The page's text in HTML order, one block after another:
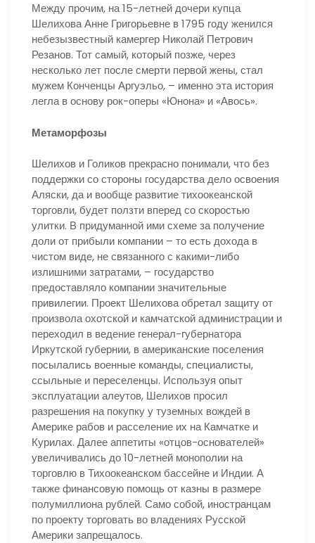
Между прочим, на 15-летней дочери купца
Шелихова Анне Григорьевне в 1795 году женился
небезызвестный камергер Николай Петрович
Резанов. Тот самый, который позже, через
несколько лет после смерти первой жены, стал
мужем Конченцы Аргуэльо, – именно эта история
легла в основу рок-оперы «Юнона» и «Авось».
Метаморфозы
Шелихов и Голиков прекрасно понимали, что без
поддержки со стороны государства дело освоения
Аляски, да и вообще развитие тихоокеанской
торговли, будет ползти вперед со скоростью
улитки. В придуманной ими схеме за получение
доли от прибыли компании – то есть дохода в
чистом виде, не связанного с какими-либо
излишними затратами, – государство
предоставляло компании значительные
привилегии. Проект Шелихова обретал защиту от
произвола охотской и камчатской администрации и
переходил в ведение генерал-губернатора
Иркутской губернии, в американские поселения
посылались военные команды, специалисты,
ссыльные и переселенцы. Используя опыт
эксплуатации алеутов, Шелихов просил
разрешения на покупку у туземных вождей в
Америке рабов и расселение их на Камчатке и
Курилах. Далее аппетиты «отцов-основателей»
увеличивались до 10-летней монополии на
торговлю в Тихоокеанском бассейне и Индии. А
также финансовую помощь от казны в размере
полумиллиона рублей. Само собой, иностранцам
по проекту торговать во владениях Русской
Америки запрещалось.